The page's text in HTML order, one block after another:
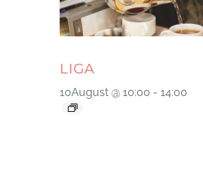
LIGA
10August @ 10:00 - 14:00